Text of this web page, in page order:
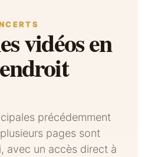
vidéos en
précédemment
pages sont
avec un accès direct à